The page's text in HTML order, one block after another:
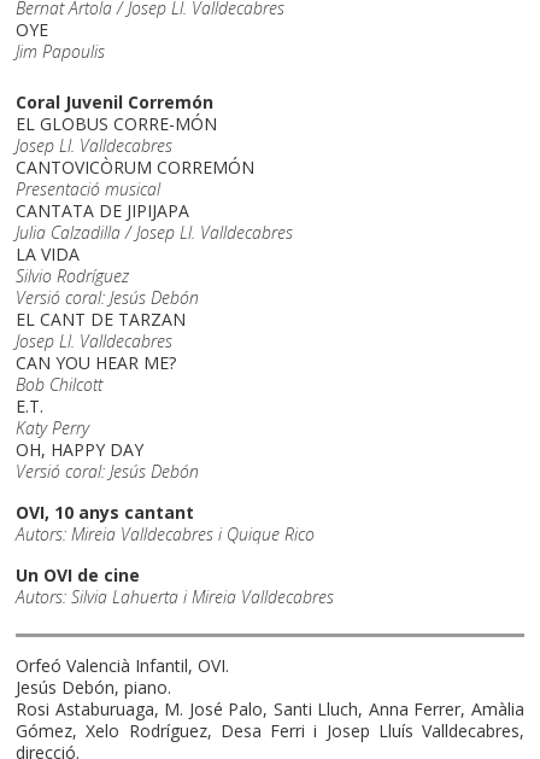
Bernat Artola / Josep Ll. Valldecabres
OYE
Jim Papoulis
Coral Juvenil Corremón
EL GLOBUS CORRE-MÓN
Josep Ll. Valldecabres
CANTOVICÒRUM CORREMÓN
Presentació musical
CANTATA DE JIPIJAPA
Julia Calzadilla / Josep Ll. Valldecabres
LA VIDA
Silvio Rodríguez
Versió coral: Jesús Debón
EL CANT DE TARZAN
Josep Ll. Valldecabres
CAN YOU HEAR ME?
Bob Chilcott
E.T.
Katy Perry
OH, HAPPY DAY
Versió coral: Jesús Debón
OVI, 10 anys cantant
Autors: Mireia Valldecabres i Quique Rico
Un OVI de cine
Autors: Silvia Lahuerta i Mireia Valldecabres
Orfeó Valencià Infantil, OVI.
Jesús Debón, piano.
Rosi Astaburuaga, M. José Palo, Santi Lluch, Anna Ferrer, Amàlia
Gómez, Xelo Rodríguez, Desa Ferri i Josep Lluís Valldecabres,
direcció.